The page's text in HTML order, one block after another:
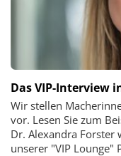
Das VIP-Interview
Wir stellen
vor. Lesen Sie zum
Dr. Alexandra
unserer "VIP Lounge"